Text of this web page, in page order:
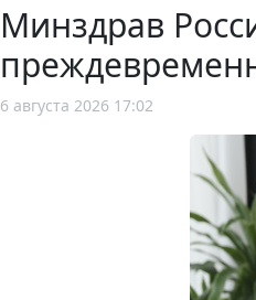
Минздрав
6 августа 2026 17:02